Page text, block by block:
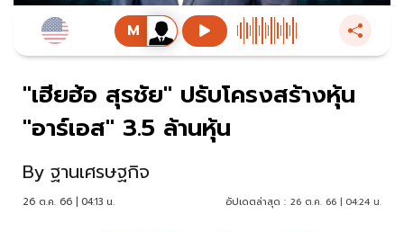
"เฮียฮ้อ สุรชัย" ปรับโครงสร้างหุ้น
"อาร์เอส" 3.5 ล้านหุ้น
By ฐานเศรษฐกิจ
26 ต.ค. 66 | 04:13 น. อัปเดตล่าสุด : 26 ต.ค. 66 | 04:24 น.